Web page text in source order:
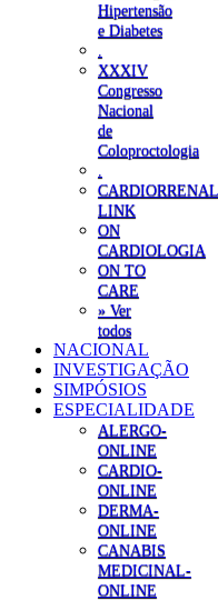
Hipertensão
e Diabetes
XXXIV
Congresso
Nacional
de
Coloproctologia
CARDIORRENAL
LINK
ON
CARDIOLOGIA
ON TO
CARE
» Ver
todos
NACIONAL
INVESTIGAÇÃO
SIMPÓSIOS
ESPECIALIDADE
ALERGO-
ONLINE
CARDIO-
ONLINE
DERMA-
ONLINE
CANABIS
MEDICINAL-
ONLINE